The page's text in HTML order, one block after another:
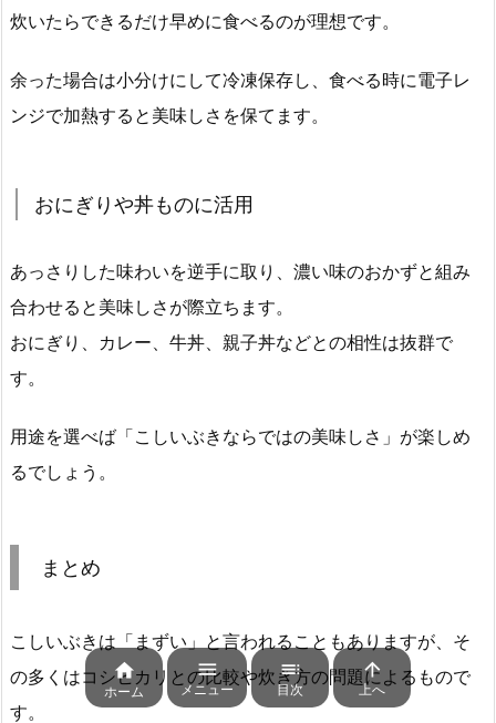
炊いたらできるだけ早めに食べるのが理想です。
余った場合は小分けにして冷凍保存し、食べる時に電子レ
ンジで加熱すると美味しさを保てます。
おにぎりや丼ものに活用
あっさりした味わいを逆手に取り、濃い味のおかずと組み
合わせると美味しさが際立ちます。
おにぎり、カレー、牛丼、親子丼などとの相性は抜群で
す。
用途を選べば「こしいぶきならではの美味しさ」が楽しめ
るでしょう。
まとめ
こしいぶきは「まずい」と言われることもありますが、そ
の多くはコシヒカリとの比較や炊き方の問題によるもので
す。

ホーム

メニュー

目次

上へ